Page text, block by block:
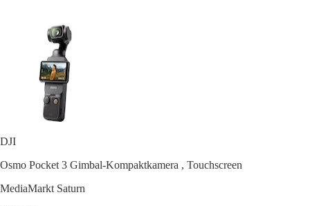
DJI
Osmo Pocket 3 Gimbal-Kompaktkamera , Touchscreen
MediaMarkt Saturn